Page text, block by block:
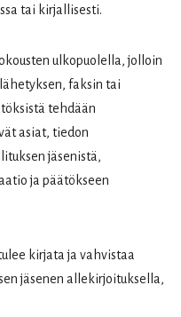
tai kirjallisesti.
ulkopuolella, jolloin
faksin tai
tehdään
asiat, tiedon
jäsenistä,
ja päätökseen
kirjata ja vahvistaa
jäsenen allekirjoituksella,